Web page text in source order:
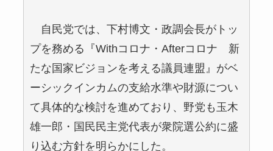
自民党では、下村博文・政調会長がトッ
プを務める『Withコロナ・Afterコロナ 新
たな国家ビジョンを考える議員連盟』がベ
ーシックインカムの支給水準や財源につい
て具体的な検討を進めており、野党も玉木
雄一郎・国民民主党代表が衆院選公約に盛
り込む方針を明らかにした。